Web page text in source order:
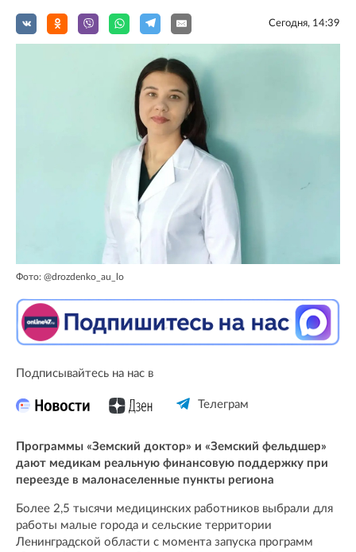
Сегодня, 14:39
Фото: @drozdenko_au_lo
Подписывайтесь на нас в
Телеграм
Программы «Земский доктор» и «Земский фельдшер»
дают медикам реальную финансовую поддержку при
переезде в малонаселенные пункты региона
Более 2,5 тысячи медицинских работников выбрали для
работы малые города и сельские территории
Ленинградской области с момента запуска программ